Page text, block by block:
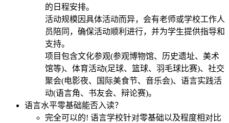
的日程安排。
活动规模因具体活动而异，会有老师或学校工作人
员陪同，确保活动顺利进行，并为学生提供指导和
支持。
项目包含文化参观(参观博物馆、历史遗址、美术
馆等)、体育活动(足球、篮球、羽毛球比赛)、社交
聚会(电影夜、国际美食节、音乐会)、语言实践活
动(语言角、书友会、辩论赛)。
语言水平零基础能否入读？
完全可以的! 语言学校针对零基础以及程度相对比